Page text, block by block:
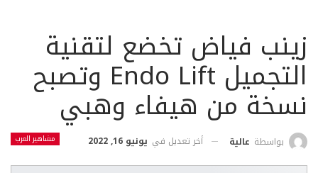
زينب فياض تخضع لتقنية
التجميل Endo Lift وتصبح
نسخة من هيفاء وهبي
مشاهير العرب بواسطة عالية أخر تعديل في يونيو 16, 2022